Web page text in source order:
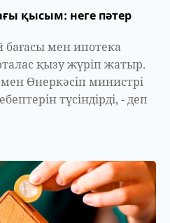
қысым: неге пәтер
бағасы мен ипотека
қызу жүріп жатыр.
Өнеркәсіп министрі
түсіндірді, - деп